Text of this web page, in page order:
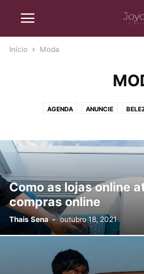
Início Moda
AGENDA ANUNCIE
LIVROS MATERNIDADE MODA
SAÚDE SEM CATEGORIA
Como as lojas online
compras online
Thais Sena - outubro 18, 2021